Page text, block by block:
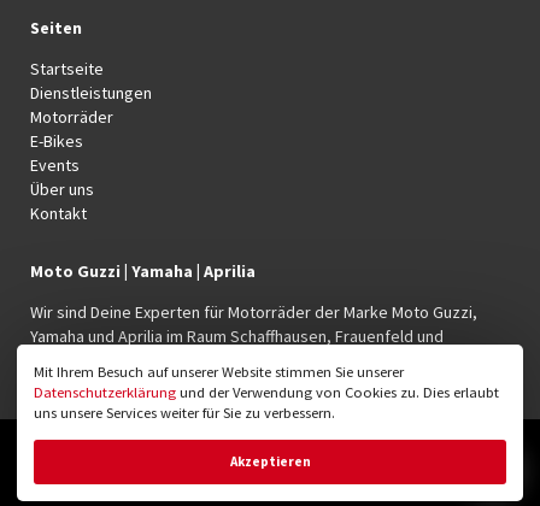
Seiten
Startseite
Dienstleistungen
Motorräder
E-Bikes
Events
Über uns
Kontakt
Moto Guzzi | Yamaha | Aprilia
Wir sind Deine Experten für Motorräder der Marke Moto Guzzi,
Yamaha und Aprilia im Raum Schaffhausen, Frauenfeld und
Webdesign und Webentwicklung: OWNBIT GmbH
Mit Ihrem Besuch auf unserer Website stimmen Sie unserer
Datenschutzerklärung und der Verwendung von Cookies zu. Dies erlaubt
uns unsere Services weiter für Sie zu verbessern.
Akzeptieren